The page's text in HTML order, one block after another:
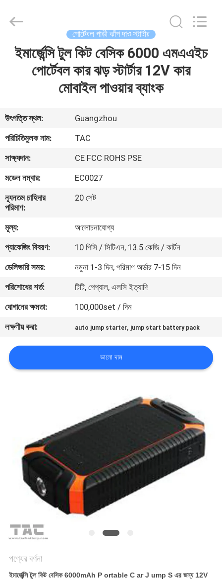
বাড়ি
ভিডিও
সম্পর্কে
কারখানা
মান
নিয়ন্ত্রণ
করুন
খবর
আবেদন
সাইট
PRIVACY
Energy
Technology
Rights
Reserved.
পোর্টেবল গাড়ী ঝাঁপ দাও স্টার্টার
ইমার্জেন্সি টুল কিট বেসিক 6000 এমএএইচ
পোর্টেবল কার ঝড় স্টার্টার 12V কার
মোবাইল পাওয়ার ব্যাংক
উৎপত্তি স্থল:
Guangzhou
পরিচিতিমুলক নাম:
TAC
সাক্ষ্যদান:
CE FCC ROHS PSE
মডেল নম্বার:
EC0027
ন্যূনতম চাহিদার
পরিমাণ:
20 সেট
মূল্য:
আলোচনাযোগ্য
প্যাকেজিং বিবরণ:
10 পিসি / সিটিএন, 13.5 কেজি / কার্টন
ডেলিভারি সময়:
নমুনা 1-3 দিন; পরিমাণ অর্ডার 7-15 দিন
পরিশোধের শর্ত:
টিটি, পেপ্যাল, এলসি ইত্যাদি
যোগানের ক্ষমতা:
100,000set / দিন
লক্ষণীয় করা:
auto jump starter, jump start battery pack
ভালো দাম
পণ্যের বর্ণনা
ইমার্জেন্সি টুল কিট বেসিক 6000mAh P ortable C ar J ump S এর জন্য 12V